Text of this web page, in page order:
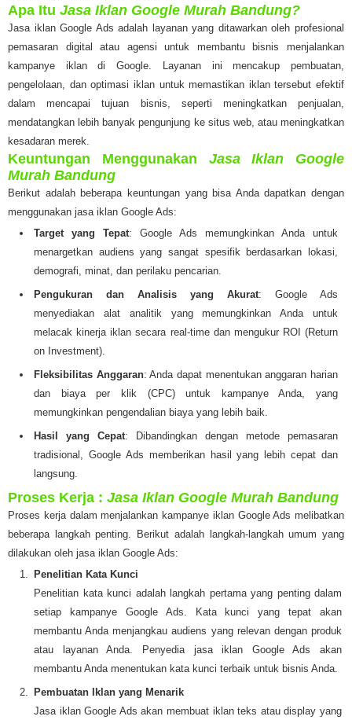
Apa Itu Jasa Iklan Google Murah Bandung?
Jasa iklan Google Ads adalah layanan yang ditawarkan oleh profesional
pemasaran digital atau agensi untuk membantu bisnis menjalankan
kampanye iklan di Google. Layanan ini mencakup pembuatan,
pengelolaan, dan optimasi iklan untuk memastikan iklan tersebut efektif
dalam mencapai tujuan bisnis, seperti meningkatkan penjualan,
mendatangkan lebih banyak pengunjung ke situs web, atau meningkatkan
kesadaran merek.
Keuntungan Menggunakan Jasa Iklan Google
Murah Bandung
Berikut adalah beberapa keuntungan yang bisa Anda dapatkan dengan
menggunakan jasa iklan Google Ads:
Target yang Tepat: Google Ads memungkinkan Anda untuk
menargetkan audiens yang sangat spesifik berdasarkan lokasi,
demografi, minat, dan perilaku pencarian.
Pengukuran dan Analisis yang Akurat: Google Ads
menyediakan alat analitik yang memungkinkan Anda untuk
melacak kinerja iklan secara real-time dan mengukur ROI (Return
on Investment).
Fleksibilitas Anggaran: Anda dapat menentukan anggaran harian
dan biaya per klik (CPC) untuk kampanye Anda, yang
memungkinkan pengendalian biaya yang lebih baik.
Hasil yang Cepat: Dibandingkan dengan metode pemasaran
tradisional, Google Ads memberikan hasil yang lebih cepat dan
langsung.
Proses Kerja : Jasa Iklan Google Murah Bandung
Proses kerja dalam menjalankan kampanye iklan Google Ads melibatkan
beberapa langkah penting. Berikut adalah langkah-langkah umum yang
dilakukan oleh jasa iklan Google Ads:
Penelitian Kata Kunci
Penelitian kata kunci adalah langkah pertama yang penting dalam
setiap kampanye Google Ads. Kata kunci yang tepat akan
membantu Anda menjangkau audiens yang relevan dengan produk
atau layanan Anda. Penyedia jasa iklan Google Ads akan
membantu Anda menentukan kata kunci terbaik untuk bisnis Anda.
Pembuatan Iklan yang Menarik
Jasa iklan Google Ads akan membuat iklan teks atau display yang